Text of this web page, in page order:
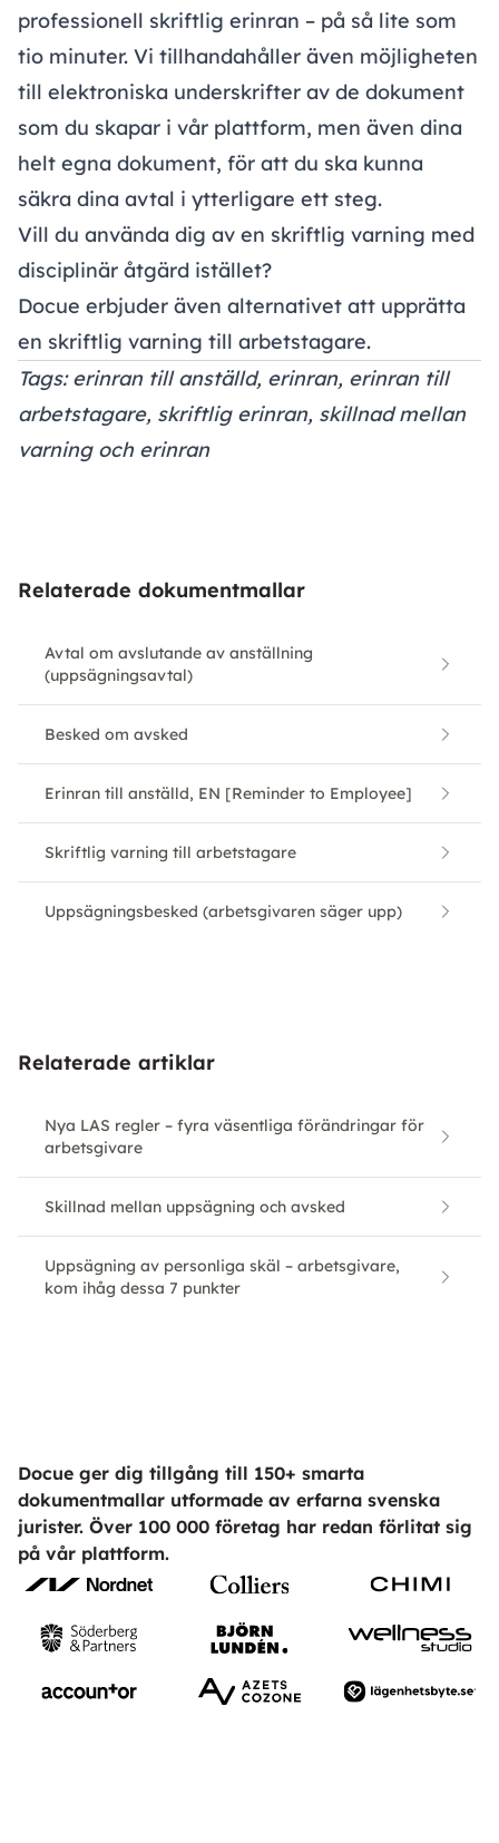
professionell skriftlig erinran – på så lite som
tio minuter. Vi tillhandahåller även möjligheten
till elektroniska underskrifter av de dokument
som du skapar i vår plattform, men även dina
helt egna dokument, för att du ska kunna
säkra dina avtal i ytterligare ett steg.
Vill du använda dig av en skriftlig varning med
disciplinär åtgärd istället?
Docue erbjuder även alternativet att upprätta
en skriftlig varning till arbetstagare.
Tags: erinran till anställd, erinran, erinran till
arbetstagare, skriftlig erinran, skillnad mellan
varning och erinran
Relaterade dokumentmallar
Avtal om avslutande av anställning
(uppsägningsavtal)
Besked om avsked
Erinran till anställd, EN [Reminder to Employee]
Skriftlig varning till arbetstagare
Uppsägningsbesked (arbetsgivaren säger upp)
Relaterade artiklar
Nya LAS regler – fyra väsentliga förändringar för
arbetsgivare
Skillnad mellan uppsägning och avsked
Uppsägning av personliga skäl – arbetsgivare,
kom ihåg dessa 7 punkter
Docue ger dig tillgång till 150+ smarta
dokumentmallar utformade av erfarna svenska
jurister. Över 100 000 företag har redan förlitat sig
på vår plattform.